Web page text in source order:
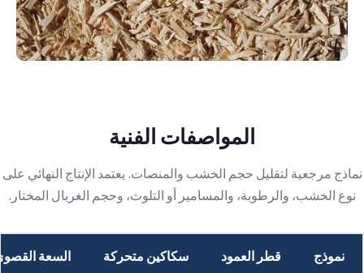
المواصفات الفنية
نماذج مرجعية لتقليل حجم الخشب والمنصات. يعتمد الإنتاج النهائي على
نوع الخشب، والرطوبة، والمسامير أو التلوث، وحجم الغربال المختار.
نموذج قطر العمود سكاكين متحركة السعة